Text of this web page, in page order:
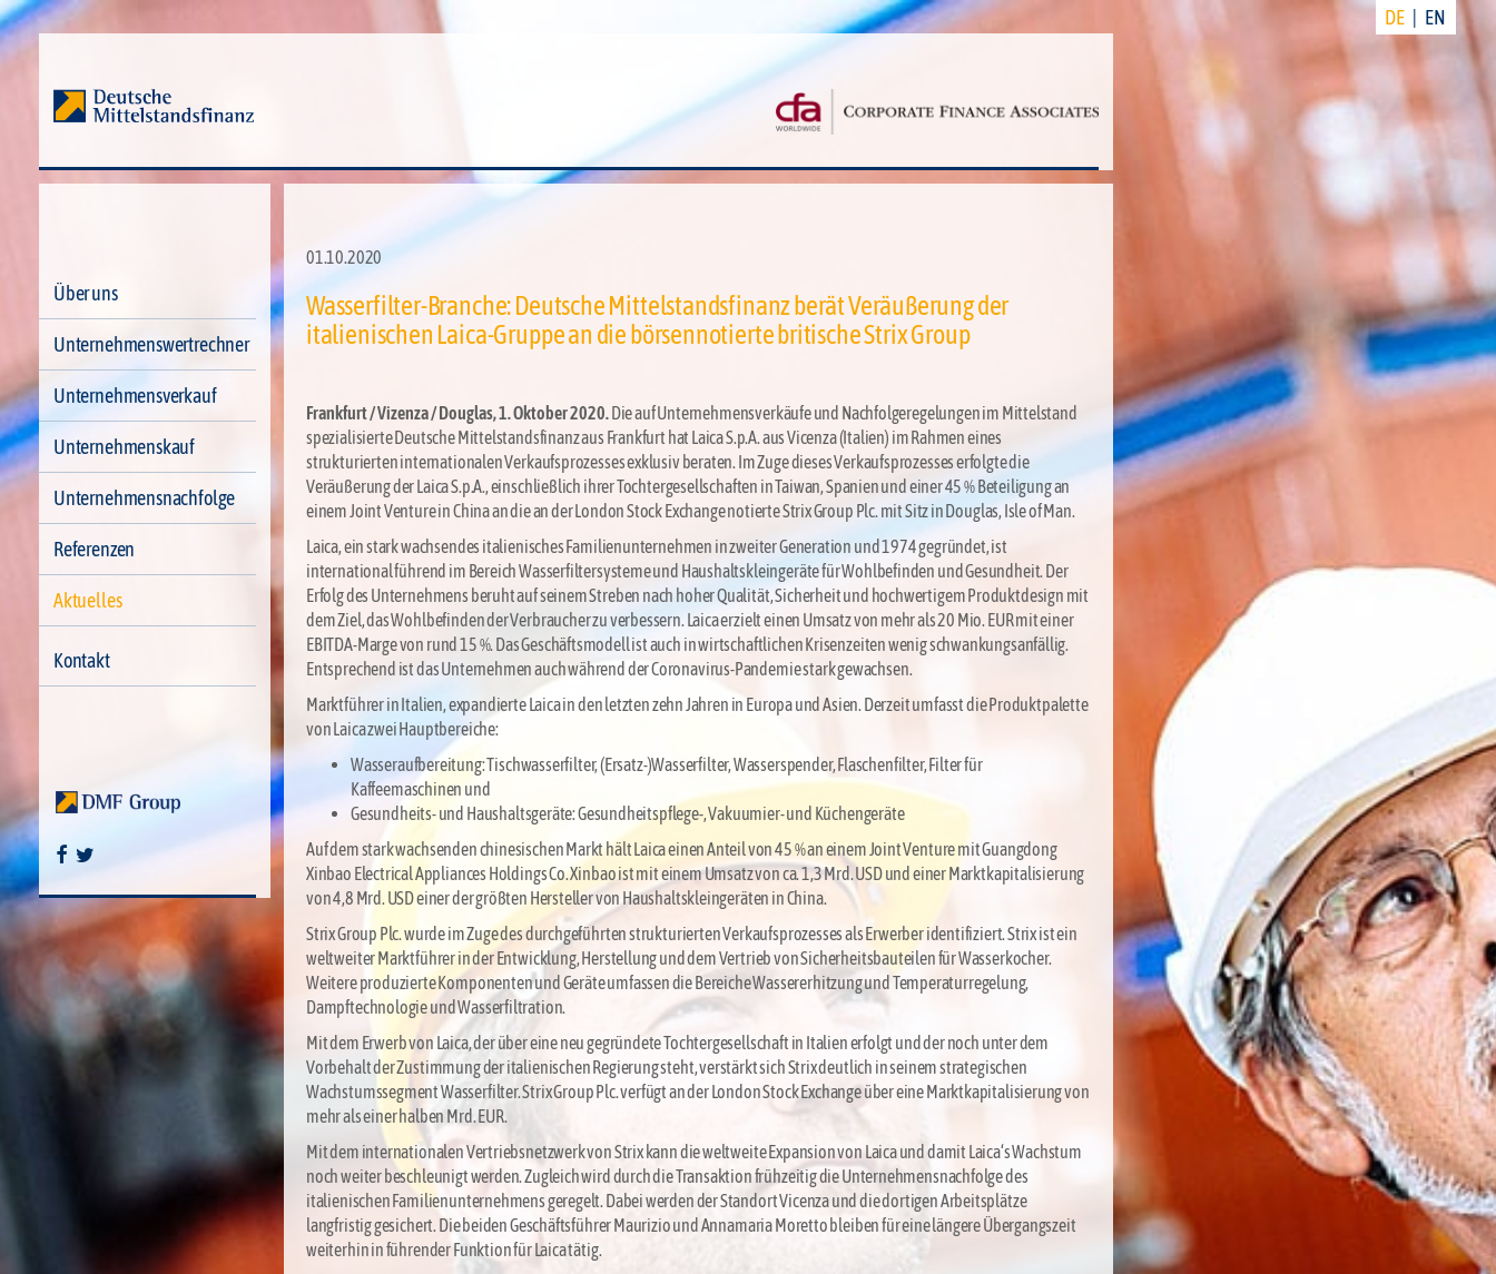
DE EN
Über uns
Unternehmenswertrechner
Unternehmensverkauf
Unternehmenskauf
Unternehmensnachfolge
Referenzen
Aktuelles
Kontakt
01.10.2020
Wasserfilter-Branche: Deutsche Mittelstandsfinanz berät Veräußerung der
italienischen Laica-Gruppe an die börsennotierte britische Strix Group
Frankfurt / Vizenza / Douglas, 1. Oktober 2020.Die auf Unternehmensverkäufe und Nachfolgeregelungen im Mittelstand
spezialisierte Deutsche Mittelstandsfinanz aus Frankfurt hat Laica S.p.A. aus Vicenza (Italien) im Rahmen eines
strukturierten internationalen Verkaufsprozesses exklusiv beraten. Im Zuge dieses Verkaufsprozesses erfolgte die
Veräußerung der Laica S.p.A., einschließlich ihrer Tochtergesellschaften in Taiwan, Spanien und einer 45 % Beteiligung an
einem Joint Venture in China an die an der London Stock Exchange notierte Strix Group Plc. mit Sitz in Douglas, Isle of Man.
Laica, ein stark wachsendes italienisches Familienunternehmen in zweiter Generation und 1974 gegründet, ist
international führend im Bereich Wasserfiltersysteme und Haushaltskleingeräte für Wohlbefinden und Gesundheit. Der
Erfolg des Unternehmens beruht auf seinem Streben nach hoher Qualität, Sicherheit und hochwertigem Produktdesign mit
dem Ziel, das Wohlbefinden der Verbraucher zu verbessern. Laica erzielt einen Umsatz von mehr als 20 Mio. EUR mit einer
EBITDA-Marge von rund 15 %. Das Geschäftsmodell ist auch in wirtschaftlichen Krisenzeiten wenig schwankungsanfällig.
Entsprechend ist das Unternehmen auch während der Coronavirus-Pandemie stark gewachsen.
Marktführer in Italien, expandierte Laica in den letzten zehn Jahren in Europa und Asien. Derzeit umfasst die Produktpalette
von Laica zwei Hauptbereiche:
Wasseraufbereitung: Tischwasserfilter, (Ersatz-)Wasserfilter, Wasserspender, Flaschenfilter, Filter für
Kaffeemaschinen und
Gesundheits- und Haushaltsgeräte: Gesundheitspflege-, Vakuumier- und Küchengeräte
Auf dem stark wachsenden chinesischen Markt hält Laica einen Anteil von 45 % an einem Joint Venture mit Guangdong
Xinbao Electrical Appliances Holdings Co. Xinbao ist mit einem Umsatz von ca. 1,3 Mrd. USD und einer Marktkapitalisierung
von 4,8 Mrd. USD einer der größten Hersteller von Haushaltskleingeräten in China.
Strix Group Plc. wurde im Zuge des durchgeführten strukturierten Verkaufsprozesses als Erwerber identifiziert. Strix ist ein
weltweiter Marktführer in der Entwicklung, Herstellung und dem Vertrieb von Sicherheitsbauteilen für Wasserkocher.
Weitere produzierte Komponenten und Geräte umfassen die Bereiche Wassererhitzung und Temperaturregelung,
Dampftechnologie und Wasserfiltration.
Mit dem Erwerb von Laica, der über eine neu gegründete Tochtergesellschaft in Italien erfolgt und der noch unter dem
Vorbehalt der Zustimmung der italienischen Regierung steht, verstärkt sich Strix deutlich in seinem strategischen
Wachstumssegment Wasserfilter. Strix Group Plc. verfügt an der London Stock Exchange über eine Marktkapitalisierung von
mehr als einer halben Mrd. EUR.
Mit dem internationalen Vertriebsnetzwerk von Strix kann die weltweite Expansion von Laica und damit Laica‘s Wachstum
noch weiter beschleunigt werden. Zugleich wird durch die Transaktion frühzeitig die Unternehmensnachfolge des
italienischen Familienunternehmens geregelt. Dabei werden der Standort Vicenza und die dortigen Arbeitsplätze
langfristig gesichert. Die beiden Geschäftsführer Maurizio und Annamaria Moretto bleiben für eine längere Übergangszeit
weiterhin in führender Funktion für Laica tätig.